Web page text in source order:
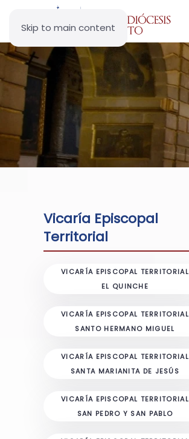
Skip to main content
Vicaría Episcopal
Territorial
VICARÍA EPISCOPAL TERRITORIAL
EL QUINCHE
VICARÍA EPISCOPAL TERRITORIAL
SANTO HERMANO MIGUEL
VICARÍA EPISCOPAL TERRITORIAL
SANTA MARIANITA DE JESÚS
VICARÍA EPISCOPAL TERRITORIAL
SAN PEDRO Y SAN PABLO